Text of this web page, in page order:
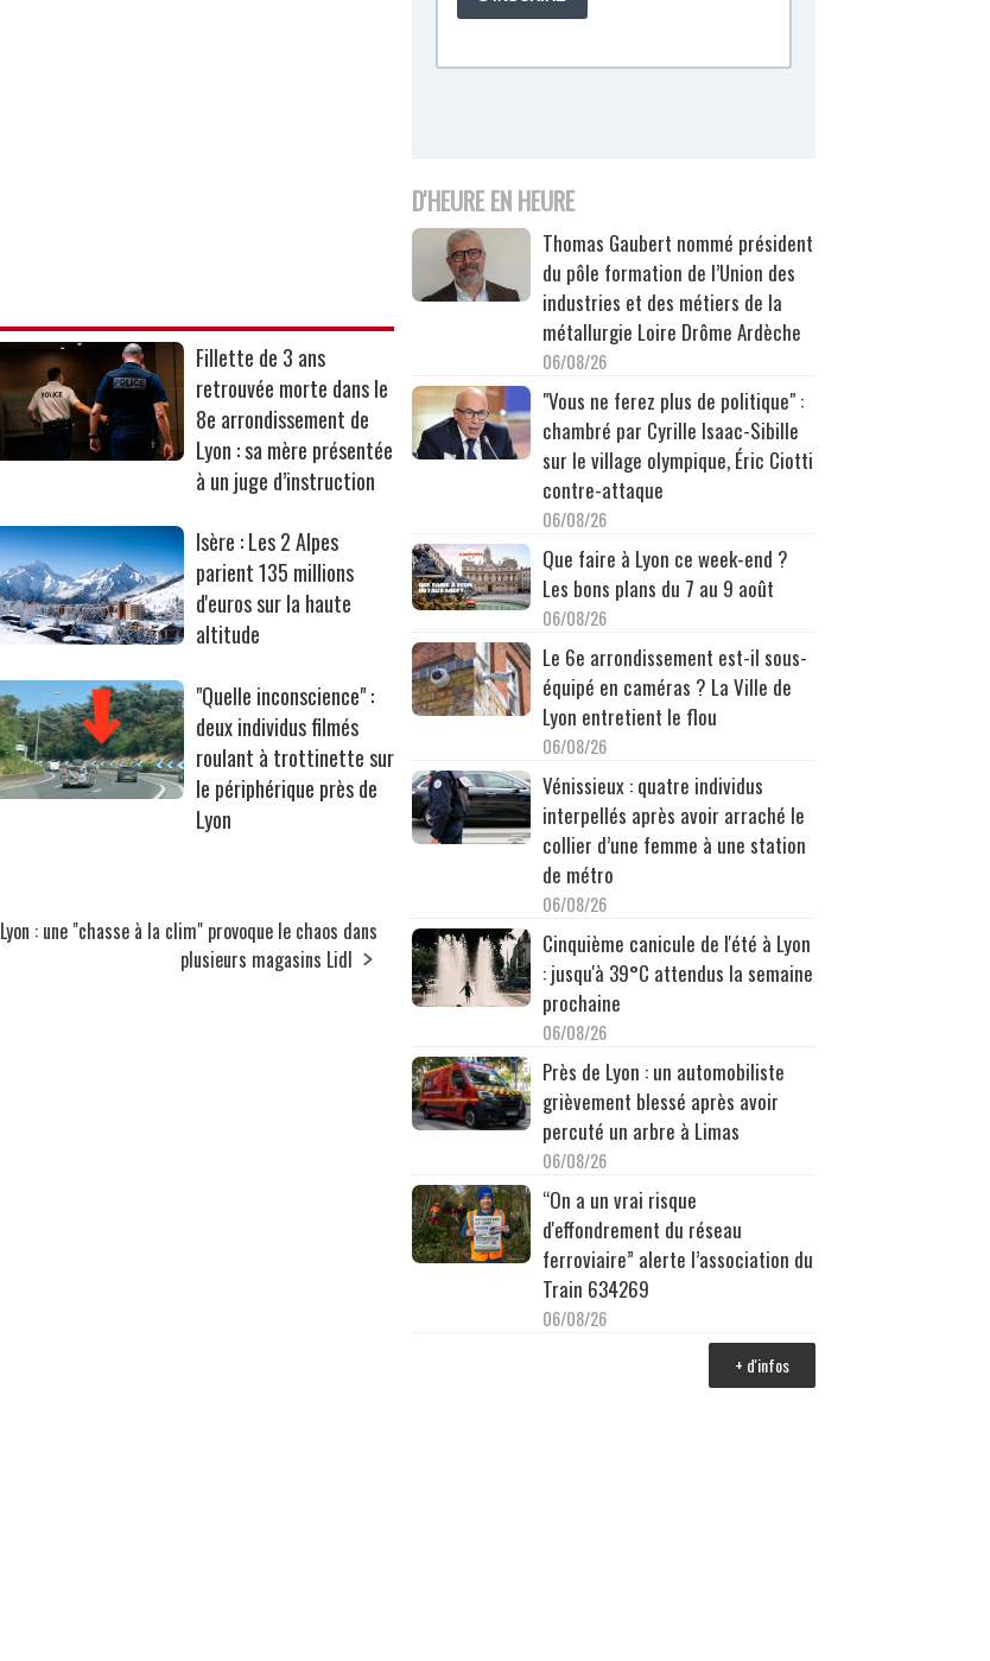
Fillette de 3 ans
retrouvée morte dans le
8e arrondissement de
Lyon : sa mère présentée
à un juge d’instruction
Isère : Les 2 Alpes
parient 135 millions
d'euros sur la haute
altitude
"Quelle inconscience" :
deux individus filmés
roulant à trottinette sur
le périphérique près de
Lyon
Lyon : une "chasse à la clim" provoque le chaos dans
plusieurs magasins Lidl
D'HEURE EN HEURE
Thomas Gaubert nommé président
du pôle formation de l’Union des
industries et des métiers de la
métallurgie Loire Drôme Ardèche
06/08/26
"Vous ne ferez plus de politique" :
chambré par Cyrille Isaac-Sibille
sur le village olympique, Éric Ciotti
contre-attaque
06/08/26
Que faire à Lyon ce week-end ?
Les bons plans du 7 au 9 août
06/08/26
Le 6e arrondissement est-il sous-
équipé en caméras ? La Ville de
Lyon entretient le flou
06/08/26
Vénissieux : quatre individus
interpellés après avoir arraché le
collier d’une femme à une station
de métro
06/08/26
Cinquième canicule de l'été à Lyon
: jusqu'à 39°C attendus la semaine
prochaine
06/08/26
Près de Lyon : un automobiliste
grièvement blessé après avoir
percuté un arbre à Limas
06/08/26
“On a un vrai risque
d'effondrement du réseau
ferroviaire” alerte l’association du
Train 634269
06/08/26
+ d'infos